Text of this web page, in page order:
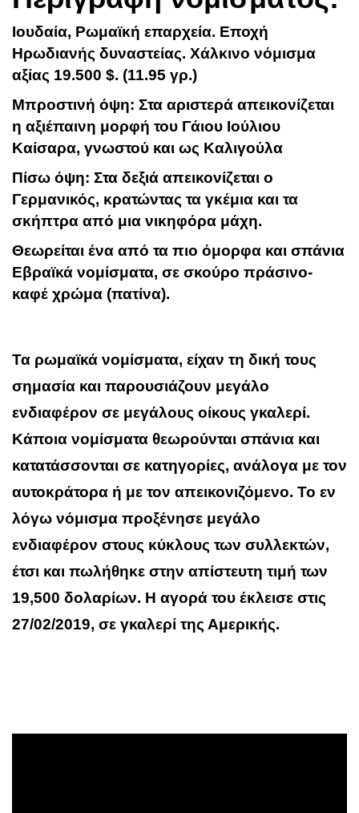
Ιουδαία, Ρωμαϊκή επαρχεία. Εποχή
Ηρωδιανής δυναστείας. Χάλκινο νόμισμα
αξίας 19.500 $. (11.95 γρ.)
Μπροστινή όψη: Στα αριστερά απεικονίζεται
η αξιέπαινη μορφή του Γάιου Ιούλιου
Καίσαρα, γνωστού και ως Καλιγούλα
Πίσω όψη: Στα δεξιά απεικονίζεται ο
Γερμανικός, κρατώντας τα γκέμια και τα
σκήπτρα από μια νικηφόρα μάχη.
Θεωρείται ένα από τα πιο όμορφα και σπάνια
Εβραϊκά νομίσματα, σε σκούρο πράσινο-
καφέ χρώμα (πατίνα).
Τα ρωμαϊκά νομίσματα, είχαν τη δική τους
σημασία και παρουσιάζουν μεγάλο
ενδιαφέρον σε μεγάλους οίκους γκαλερί.
Κάποια νομίσματα θεωρούνται σπάνια και
κατατάσσονται σε κατηγορίες, ανάλογα με τον
αυτοκράτορα ή με τον απεικονιζόμενο. Το εν
λόγω νόμισμα προξένησε μεγάλο
ενδιαφέρον στους κύκλους των συλλεκτών,
έτσι και πωλήθηκε στην απίστευτη τιμή των
19,500 δολαρίων. Η αγορά του έκλεισε στις
27/02/2019, σε γκαλερί της Αμερικής.